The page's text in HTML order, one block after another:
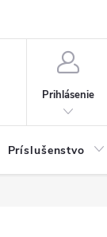
Prihlásenie
Príslušenstvo